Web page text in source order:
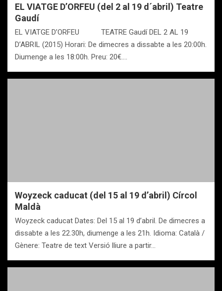
EL VIATGE D’ORFEU (del 2 al 19 d´abril) Teatre
Gaudí
EL VIATGE D’ORFEU TEATRE Gaudí DEL 2 AL 19
D’ABRIL (2015) Horari: De dimecres a dissabte a les 20:00h.
Diumenge a les 18:00h. Preu: 20€.…
Woyzeck caducat (del 15 al 19 d’abril) Círcol
Maldà
Woyzeck caducat Dates: Del 15 al 19 d’abril. De dimecres a
dissabte a les 22.30h, diumenge a les 21h. Idioma: Català /
Gènere: Teatre de text Versió lliure a partir…